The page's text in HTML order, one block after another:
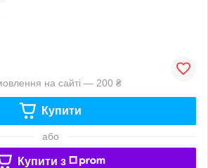
на сайті — 200 ₴
Купити
або
Купити з